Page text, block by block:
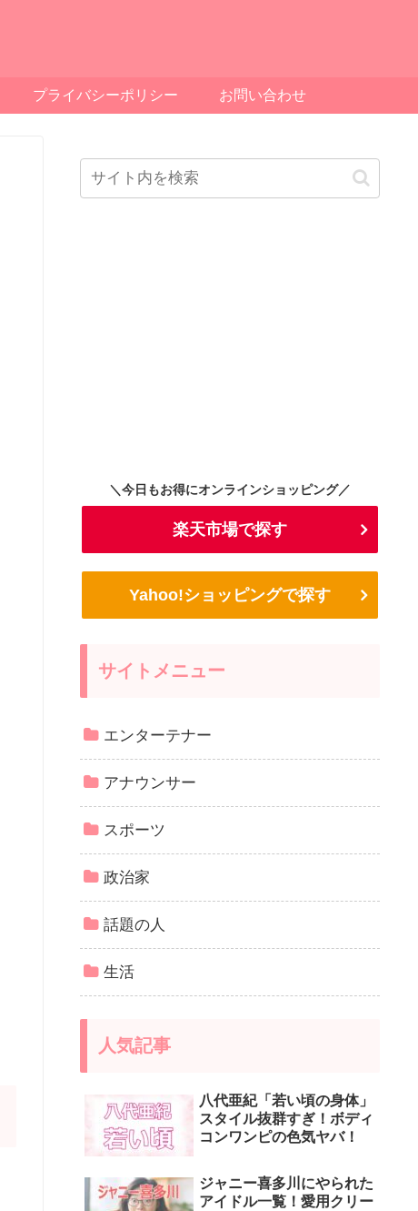
プライバシーポリシー お問い合わせ
＼今日もお得にオンラインショッピング／
楽天市場で探す
Yahoo!ショッピングで探す
サイトメニュー
エンターテナー
アナウンサー
スポーツ
政治家
話題の人
生活
人気記事
八代亜紀「若い頃の身体」
スタイル抜群すぎ！ボディ
コンワンピの色気ヤバ！
ジャニー喜多川にやられた
アイドル一覧！愛用クリー